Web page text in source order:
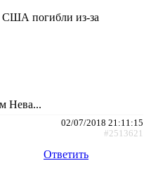
США погибли из-за
Нева...
02/07/2018 21:11:15
#2513621
Ответить